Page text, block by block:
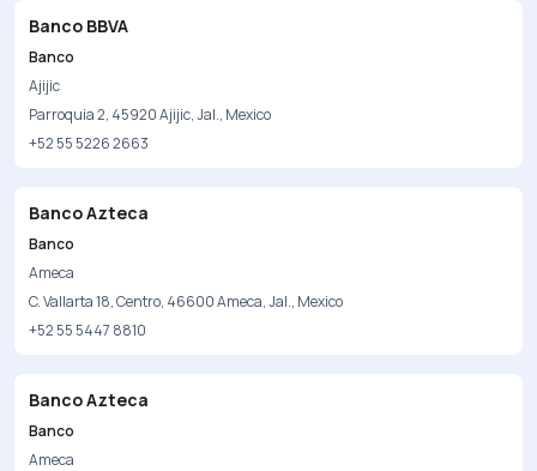
Banco BBVA
Banco
Ajijic
Parroquia 2, 45920 Ajijic, Jal., Mexico
+52 55 5226 2663
Banco Azteca
Banco
Ameca
C. Vallarta 18, Centro, 46600 Ameca, Jal., Mexico
+52 55 5447 8810
Banco Azteca
Banco
Ameca